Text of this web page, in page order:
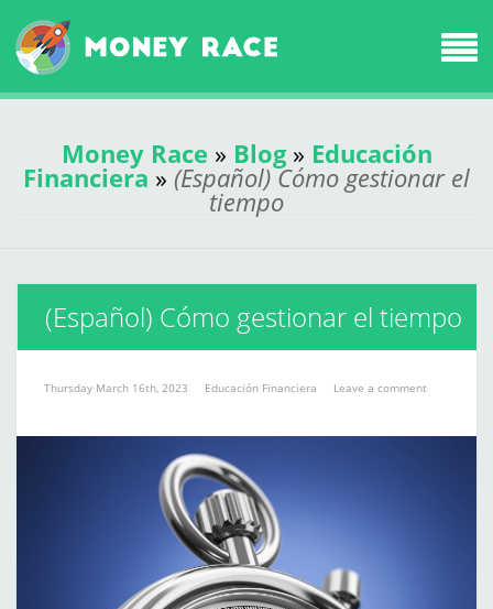
Money Race » Blog» Educación
Financiera » (Español) Cómo gestionar el
tiempo
(Español) Cómo gestionar el tiempo
Thursday March 16th, 2023 Educación Financiera Leave a comment